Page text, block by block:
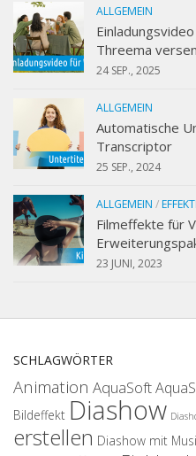
ALLGEMEIN
Threema
24 SEP., 2025
ALLGEMEIN
Automatische
Transcriptor
25 SEP., 2024
ALLGEMEIN /
Filmeffekte für
23 JUNI, 2023
SCHLAGWÖRTER
Animation AquaSoft
Bildeffekt Diashow
erstellen Diashow mit